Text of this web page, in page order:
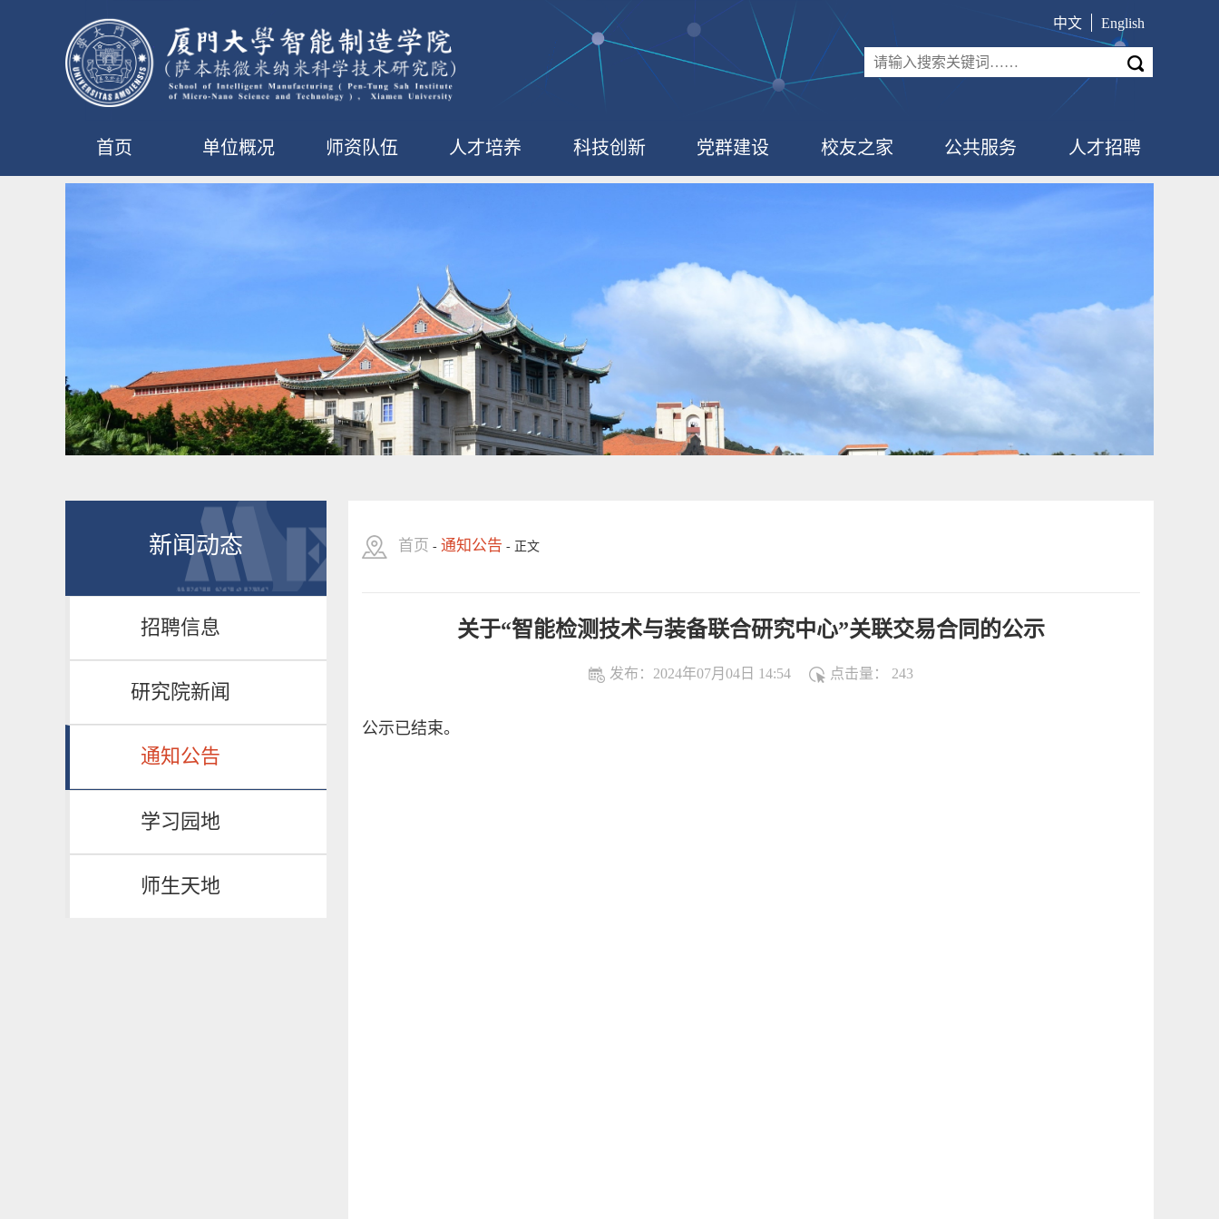
中文 English
首页 单位概况 师资队伍 人才培养 科技创新 党群建设 校友之家 公共服务 人才招聘
新闻动态
招聘信息
研究院新闻
通知公告
学习园地
师生天地
首页 - 通知公告 - 正文
关于“智能检测技术与装备联合研究中心”关联交易合同的公示
发布：2024年07月04日 14:54 点击量： 243
公示已结束。